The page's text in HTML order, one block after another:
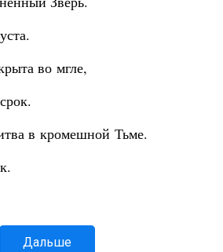
во мгле,
в кромешной Тьме.
Дальше